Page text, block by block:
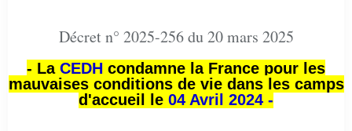
Décret n° 2025-256 du 20 mars 2025
- La CEDH condamne la France pour les
mauvaises conditions de vie dans les camps
d'accueil le 04 Avril 2024 -